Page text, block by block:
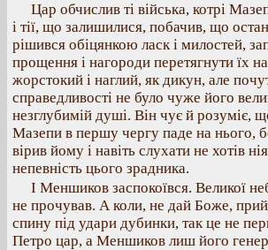
Цар обчислив ті війська, котрі
і тії, що залишилися, побачив, що
рішився обіцянкою ласк і милостей,
прощення і нагороди перетягнути їх
жорстокий і наглий, як дикун, але
справедливості не було чуже його
незглубимій душі. Він чує й розуміє,
Мазепи в першу чергу паде на нього,
вірив йому і навіть слухати не хотів
непевність цього зрадника.
І Меншиков заспокоївся. Великої
не прочував. А коли, не дай Боже,
спину під удари дубинки, так це не
Петро цар, а Меншиков лиш його